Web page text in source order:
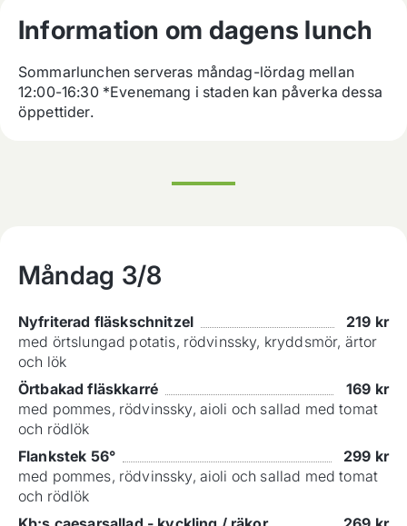
Information om dagens lunch
Sommarlunchen serveras måndag-lördag mellan
12:00-16:30 *Evenemang i staden kan påverka dessa
öppettider.
Måndag 3/8
Nyfriterad fläskschnitzel 219 kr
med örtslungad potatis, rödvinssky, kryddsmör, ärtor
och lök
Örtbakad fläskkarré
169 kr
med pommes, rödvinssky, aioli och sallad med tomat
och rödlök
Flankstek 56°
299 kr
med pommes, rödvinssky, aioli och sallad med tomat
och rödlök